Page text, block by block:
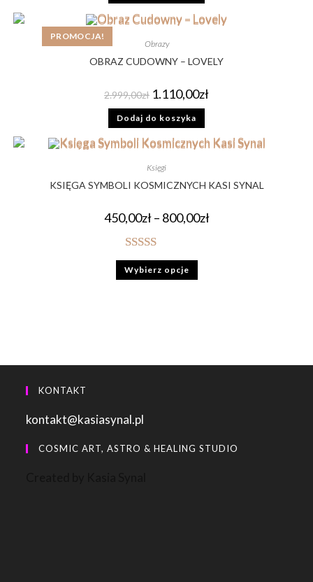
PROMOCJA!
Obrazy
OBRAZ CUDOWNY – LOVELY
2.999,00zł 1.110,00zł
Dodaj do koszyka
Księgi
KSIĘGA SYMBOLI KOSMICZNYCH KASI SYNAL
450,00zł – 800,00zł
Oceniono
5.00na 5
Wybierz opcje
KONTAKT
kontakt@kasiasynal.pl
COSMIC ART, ASTRO & HEALING STUDIO